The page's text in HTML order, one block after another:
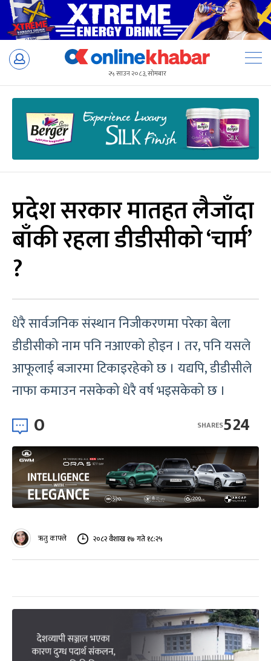
Skip
२५ साउन २०८३, सोमबार
प्रदेश सरकार मातहत लैजाँदा
बाँकी रहला डीडीसीको ‘चार्म’
?
धेरै सार्वजनिक संस्थान निजीकरणमा परेका बेला
डीडीसीको नाम पनि नआएको होइन । तर, पनि यसले
आफूलाई बजारमा टिकाइरहेको छ । यद्यपि, डीडीसीले
नाफा कमाउन नसकेको धेरै वर्ष भइसकेको छ ।
0 524
SHARES
ऋतु काफ्ले २०८२ वैशाख १७ गते १८:२५